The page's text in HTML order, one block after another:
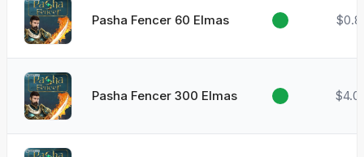
Pasha Fencer 60 Elmas
Pasha Fencer 300 Elmas